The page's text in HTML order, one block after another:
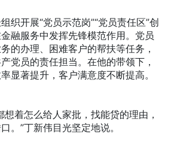
织开展“党员示范岗”“党员责任区”创
融服务中发挥先锋模范作用。党员
的办理、困难客户的帮扶等任务，
党员的责任担当。在他的带领下，
显著提升，客户满意度不断提高。
想着怎么给人家批，找能贷的理由，
。”丁新伟目光坚定地说。